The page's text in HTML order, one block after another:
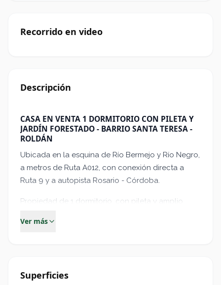
Recorrido en video
Descripción
CASA EN VENTA 1 DORMITORIO CON PILETA Y
JARDÍN FORESTADO - BARRIO SANTA TERESA -
ROLDÁN
Ubicada en la esquina de Río Bermejo y Río Negro,
a metros de Ruta A012, con conexión directa a
Ruta 9 y a autopista Rosario - Córdoba.
Propiedad de 1 dormitorio, con pileta y amplio
buscado por su tranquilidad y forestación de la
forestación y pileta.
Ver más
Superficies